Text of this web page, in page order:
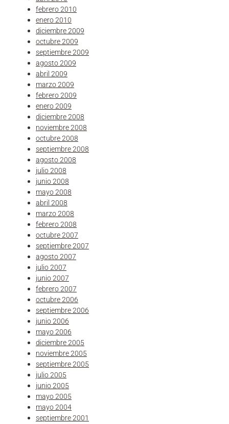
febrero 2010
enero 2010
diciembre 2009
octubre 2009
septiembre 2009
agosto 2009
abril 2009
marzo 2009
febrero 2009
enero 2009
diciembre 2008
noviembre 2008
octubre 2008
septiembre 2008
agosto 2008
julio 2008
junio 2008
mayo 2008
abril 2008
marzo 2008
febrero 2008
octubre 2007
septiembre 2007
agosto 2007
julio 2007
junio 2007
febrero 2007
octubre 2006
septiembre 2006
junio 2006
mayo 2006
diciembre 2005
noviembre 2005
septiembre 2005
julio 2005
junio 2005
mayo 2005
mayo 2004
septiembre 2001